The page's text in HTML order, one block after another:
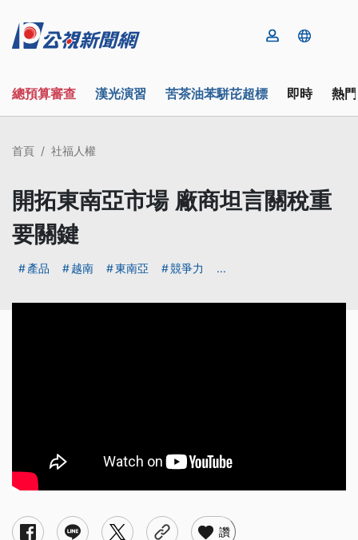
總預算審查 漢光演習 苦茶油苯駢芘超標 即時 熱
首頁 社福人權
開拓東南亞市場 廠商坦言關稅重
要關鍵
產品 越南 東南亞 競爭力 ...
讚